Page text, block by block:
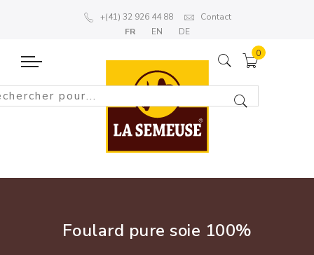
+(41) 32 926 44 88
Contact
FR
EN DE
Foulard pure soie 100%